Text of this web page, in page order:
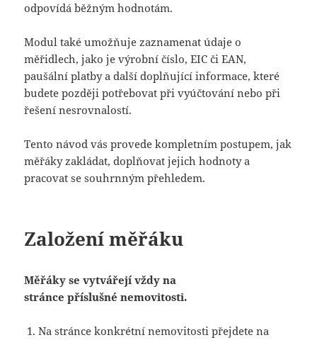
odpovídá běžným hodnotám.
Modul také umožňuje zaznamenat údaje o
měřidlech, jako je výrobní číslo, EIC či EAN,
paušální platby a další doplňující informace, které
budete později potřebovat při vyúčtování nebo při
řešení nesrovnalostí.
Tento návod vás provede kompletním postupem, jak
měřáky zakládat, doplňovat jejich hodnoty a
pracovat se souhrnným přehledem.
Založení měřáku
Měřáky se vytvářejí vždy na
stránce příslušné nemovitosti.
Na stránce konkrétní nemovitosti přejdete na